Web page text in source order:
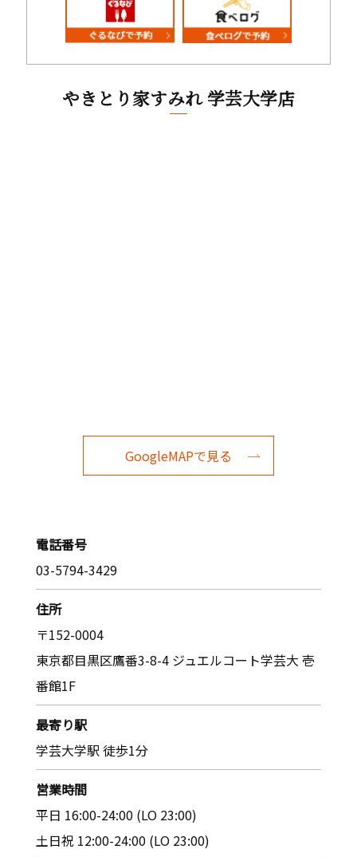
やきとり家すみれ 学芸大学店
GoogleMAPで見る
電話番号
03-5794-3429
住所
〒152-0004
東京都目黒区鷹番3-8-4 ジュエルコート学芸大 壱
番館1F
最寄り駅
学芸大学駅 徒歩1分
営業時間
平日 16:00-24:00 (LO 23:00)
土日祝 12:00-24:00 (LO 23:00)